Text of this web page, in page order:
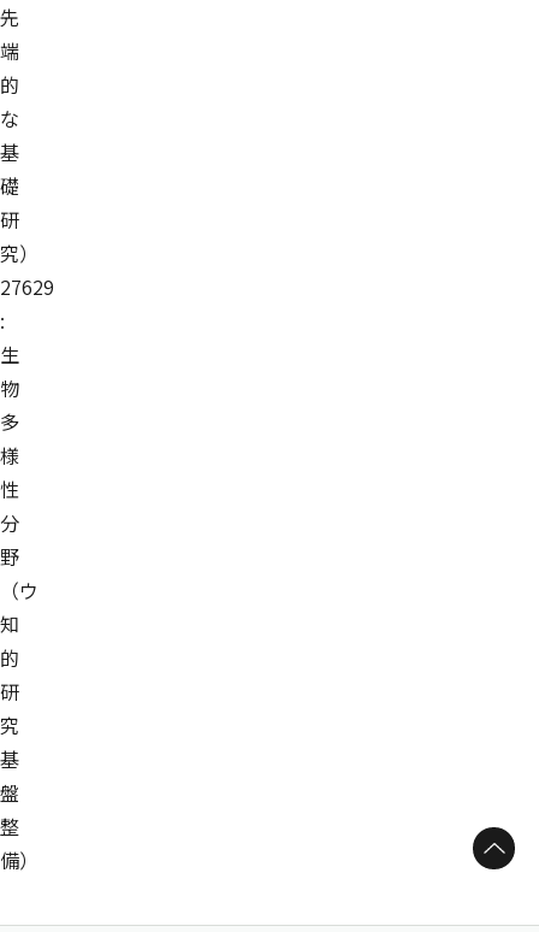
先
端
的
な
基
礎
研
究）
27629
:
生
物
多
様
性
分
野
（ウ
知
的
研
究
基
盤
整
備）
ページトップへ